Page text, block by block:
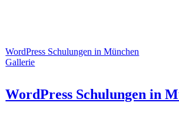
WordPress Schulungen in München
Gallerie
WordPress Schulungen in